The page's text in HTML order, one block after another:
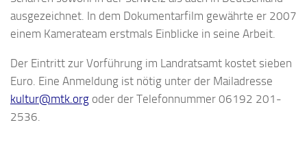
ausgezeichnet. In dem Dokumentarfilm gewährte er 2007
einem Kamerateam erstmals Einblicke in seine Arbeit.
Der Eintritt zur Vorführung im Landratsamt kostet sieben
Euro. Eine Anmeldung ist nötig unter der Mailadresse
kultur@mtk.org oder der Telefonnummer 06192 201-
2536.